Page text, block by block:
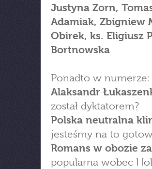
Justyna Zorn,
Adamiak, Zbigniew
Obirek, ks. Eligiusz
Bortnowska
Ponadto w numerze:
Alaksandr
został dyktatorem?
Polska neutralna
jesteśmy na to
Romans w obozie
popularna wobec